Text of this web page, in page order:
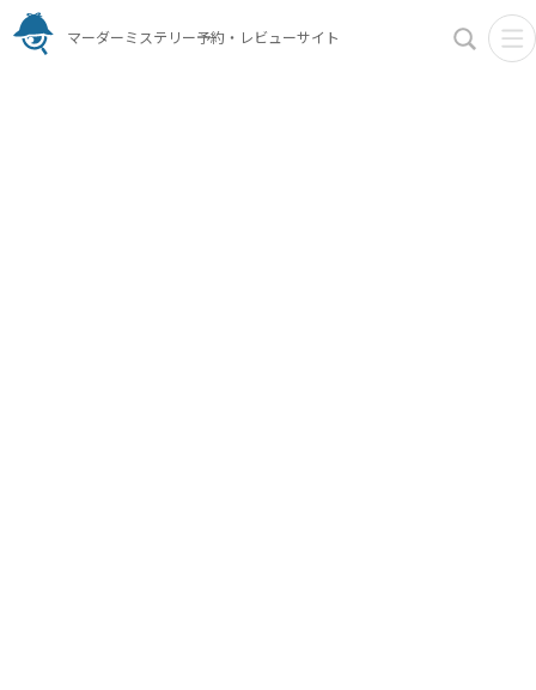
マーダーミステリー予約・レビューサイト